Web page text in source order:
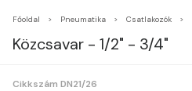
Főoldal Pneumatika Csatlakozók
Közcsavar - 1/2" - 3/4"
Cikkszám DN21/26